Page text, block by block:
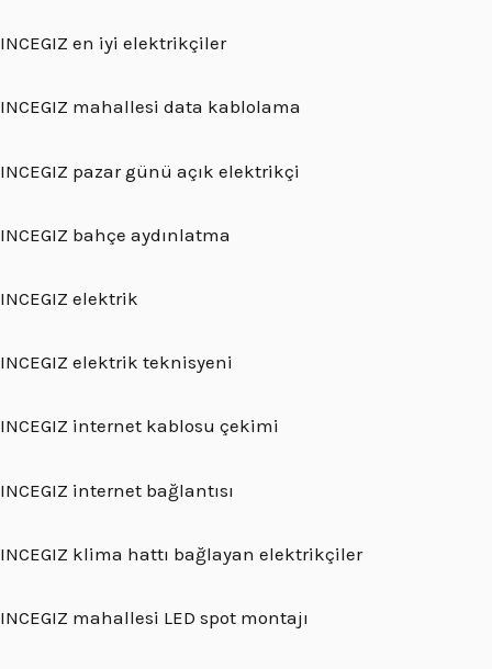
INCEGIZ en iyi elektrikçiler
INCEGIZ mahallesi data kablolama
INCEGIZ pazar günü açık elektrikçi
INCEGIZ bahçe aydınlatma
INCEGIZ elektrik
INCEGIZ elektrik teknisyeni
INCEGIZ internet kablosu çekimi
INCEGIZ internet bağlantısı
INCEGIZ klima hattı bağlayan elektrikçiler
INCEGIZ mahallesi LED spot montajı